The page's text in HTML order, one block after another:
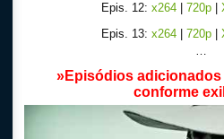
Epis. 12: x264 720p
Epis. 13: x264 720p
…
»Episódios adicionados
conforme